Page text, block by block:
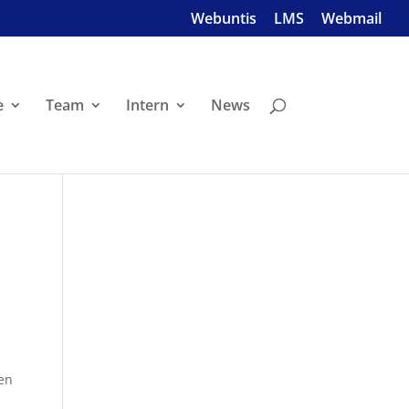
Webuntis LMS Webmail
Team Intern News